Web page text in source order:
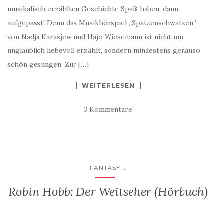
musikalisch erzählten Geschichte Spaß haben, dann
aufgepasst! Denn das Musikhörspiel „Spatzenschwatzen“
von Nadja Karasjew und Hajo Wiesemann ist nicht nur
unglaublich liebevoll erzählt, sondern mindestens genauso
schön gesungen. Zur […]
WEITERLESEN
3 Kommentare
FANTASY ...
Robin Hobb: Der Weitseher (Hörbuch)